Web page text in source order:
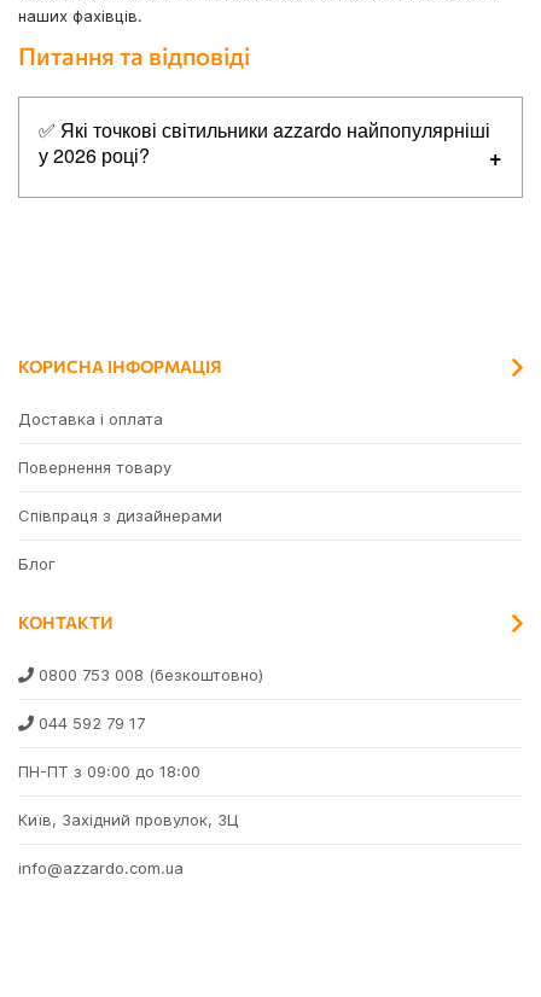
наших фахівців.
Питання та відповіді
✅ Які точкові світильники azzardo найпопулярніші
у 2026 році?
✔Azzardo AZ2252 Monza R 8 4000K, 5 Вт, 590 лм, 4000K
✔Azzardo AZ2802 Minorka BK/GO
КОРИСНА ІНФОРМАЦІЯ
Доставка і оплата
Повернення товару
Співпраця з дизайнерами
Блог
КОНТАКТИ
0800 753 008 (безкоштовно)
044 592 79 17
ПН-ПТ з 09:00 до 18:00
Київ, Західний провулок, 3Ц
info@azzardo.com.ua